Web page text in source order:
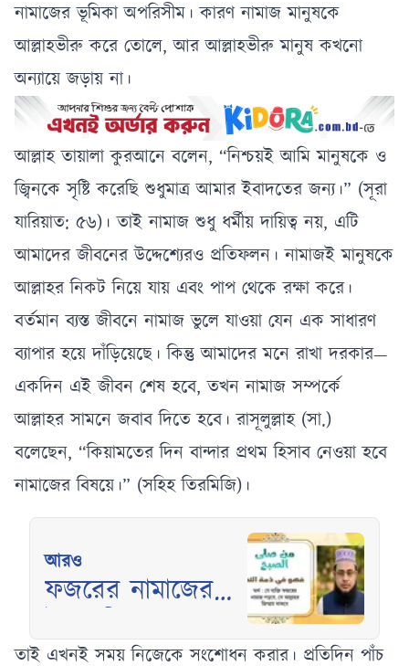
নামাজের ভূমিকা অপরিসীম। কারণ নামাজ মানুষকে
আল্লাহভীরু করে তোলে, আর আল্লাহভীরু মানুষ কখনো
অন্যায়ে জড়ায় না।
আল্লাহ তায়ালা কুরআনে বলেন, “নিশ্চয়ই আমি মানুষকে ও
জ্বিনকে সৃষ্টি করেছি শুধুমাত্র আমার ইবাদতের জন্য।” (সূরা
যারিয়াত: ৫৬)। তাই নামাজ শুধু ধর্মীয় দায়িত্ব নয়, এটি
আমাদের জীবনের উদ্দেশ্যেরও প্রতিফলন। নামাজই মানুষকে
আল্লাহর নিকট নিয়ে যায় এবং পাপ থেকে রক্ষা করে।
বর্তমান ব্যস্ত জীবনে নামাজ ভুলে যাওয়া যেন এক সাধারণ
ব্যাপার হয়ে দাঁড়িয়েছে। কিন্তু আমাদের মনে রাখা দরকার—
একদিন এই জীবন শেষ হবে, তখন নামাজ সম্পর্কে
আল্লাহর সামনে জবাব দিতে হবে। রাসূলুল্লাহ (সা.)
বলেছেন, “কিয়ামতের দিন বান্দার প্রথম হিসাব নেওয়া হবে
নামাজের বিষয়ে।” (সহিহ তিরমিজি)।
আরও
ফজরের নামাজের
ফজিলত
তাই এখনই সময় নিজেকে সংশোধন করার। প্রতিদিন পাঁচ